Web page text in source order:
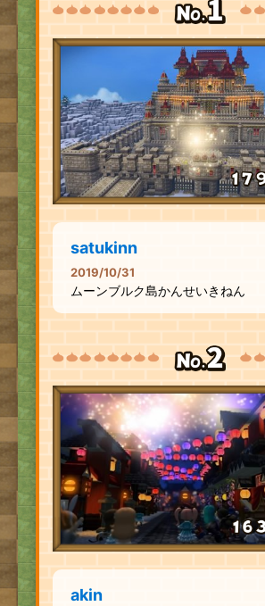
satukinn
2019/10/31
ムーンブルク島かんせいきねん
akin